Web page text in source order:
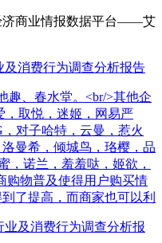
商业情报数据平台——艾
及消费行为调查分析报告
趣、春水堂。<br/>其他企
，取悦，迷姬，网易严
对子哈特，云曼，惹火
曼希，倾城鸟，珞樱，品
，诺兰，羞羞哒，姬欲，
购物普及使得用户购买情
了提高，而商家也可以利